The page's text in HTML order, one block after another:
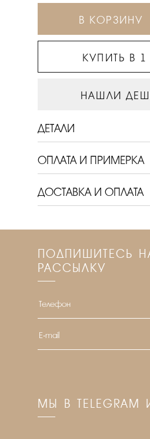
В КОРЗИНУ
КУПИТЬ В
НАШЛИ
ДЕТАЛИ
ОПЛАТА И ПРИМЕРКА
ДОСТАВКА И ОПЛАТА
ПОДПИШИТЕСЬ
РАССЫЛКУ
МЫ В TELEGRAM